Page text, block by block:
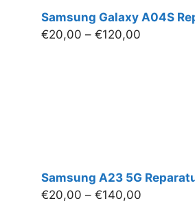
Samsung Galaxy A04S
€20,00 – €120,00
Samsung A23 5G
€20,00 – €140,00